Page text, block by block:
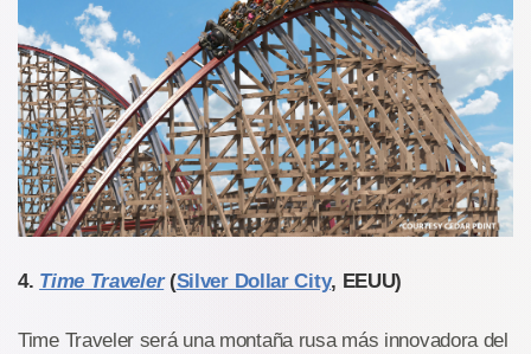
4. Time Traveler(Silver Dollar City, EEUU)
Time Traveler será una montaña rusa más innovadora del